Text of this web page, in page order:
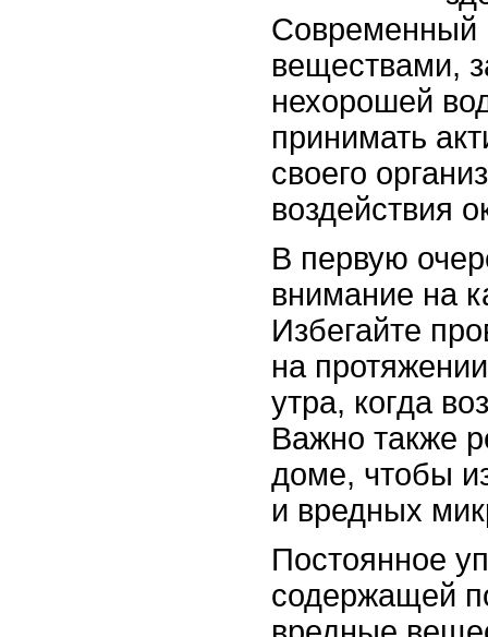
Современный
веществами,
нехорошей
принимать
своего
воздействия
В первую
внимание на
Избегайте
на
утра, когда
Важно также
доме, чтобы
и вредных
Постоянное
содержащей